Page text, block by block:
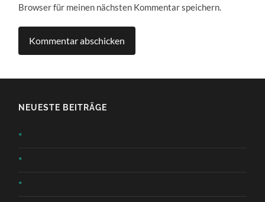
Browser für meinen nächsten Kommentar speichern.
NEUESTE BEITRÄGE
*
*
*